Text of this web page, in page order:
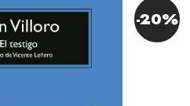
-20%